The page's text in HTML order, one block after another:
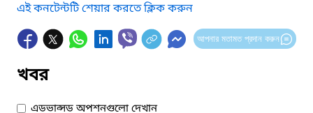
এই কনটেন্টটি শেয়ার করতে ক্লিক করুন
আপনার মতামত প্রদান করুন
খবর
এডভান্সড অপশনগুলো দেখান